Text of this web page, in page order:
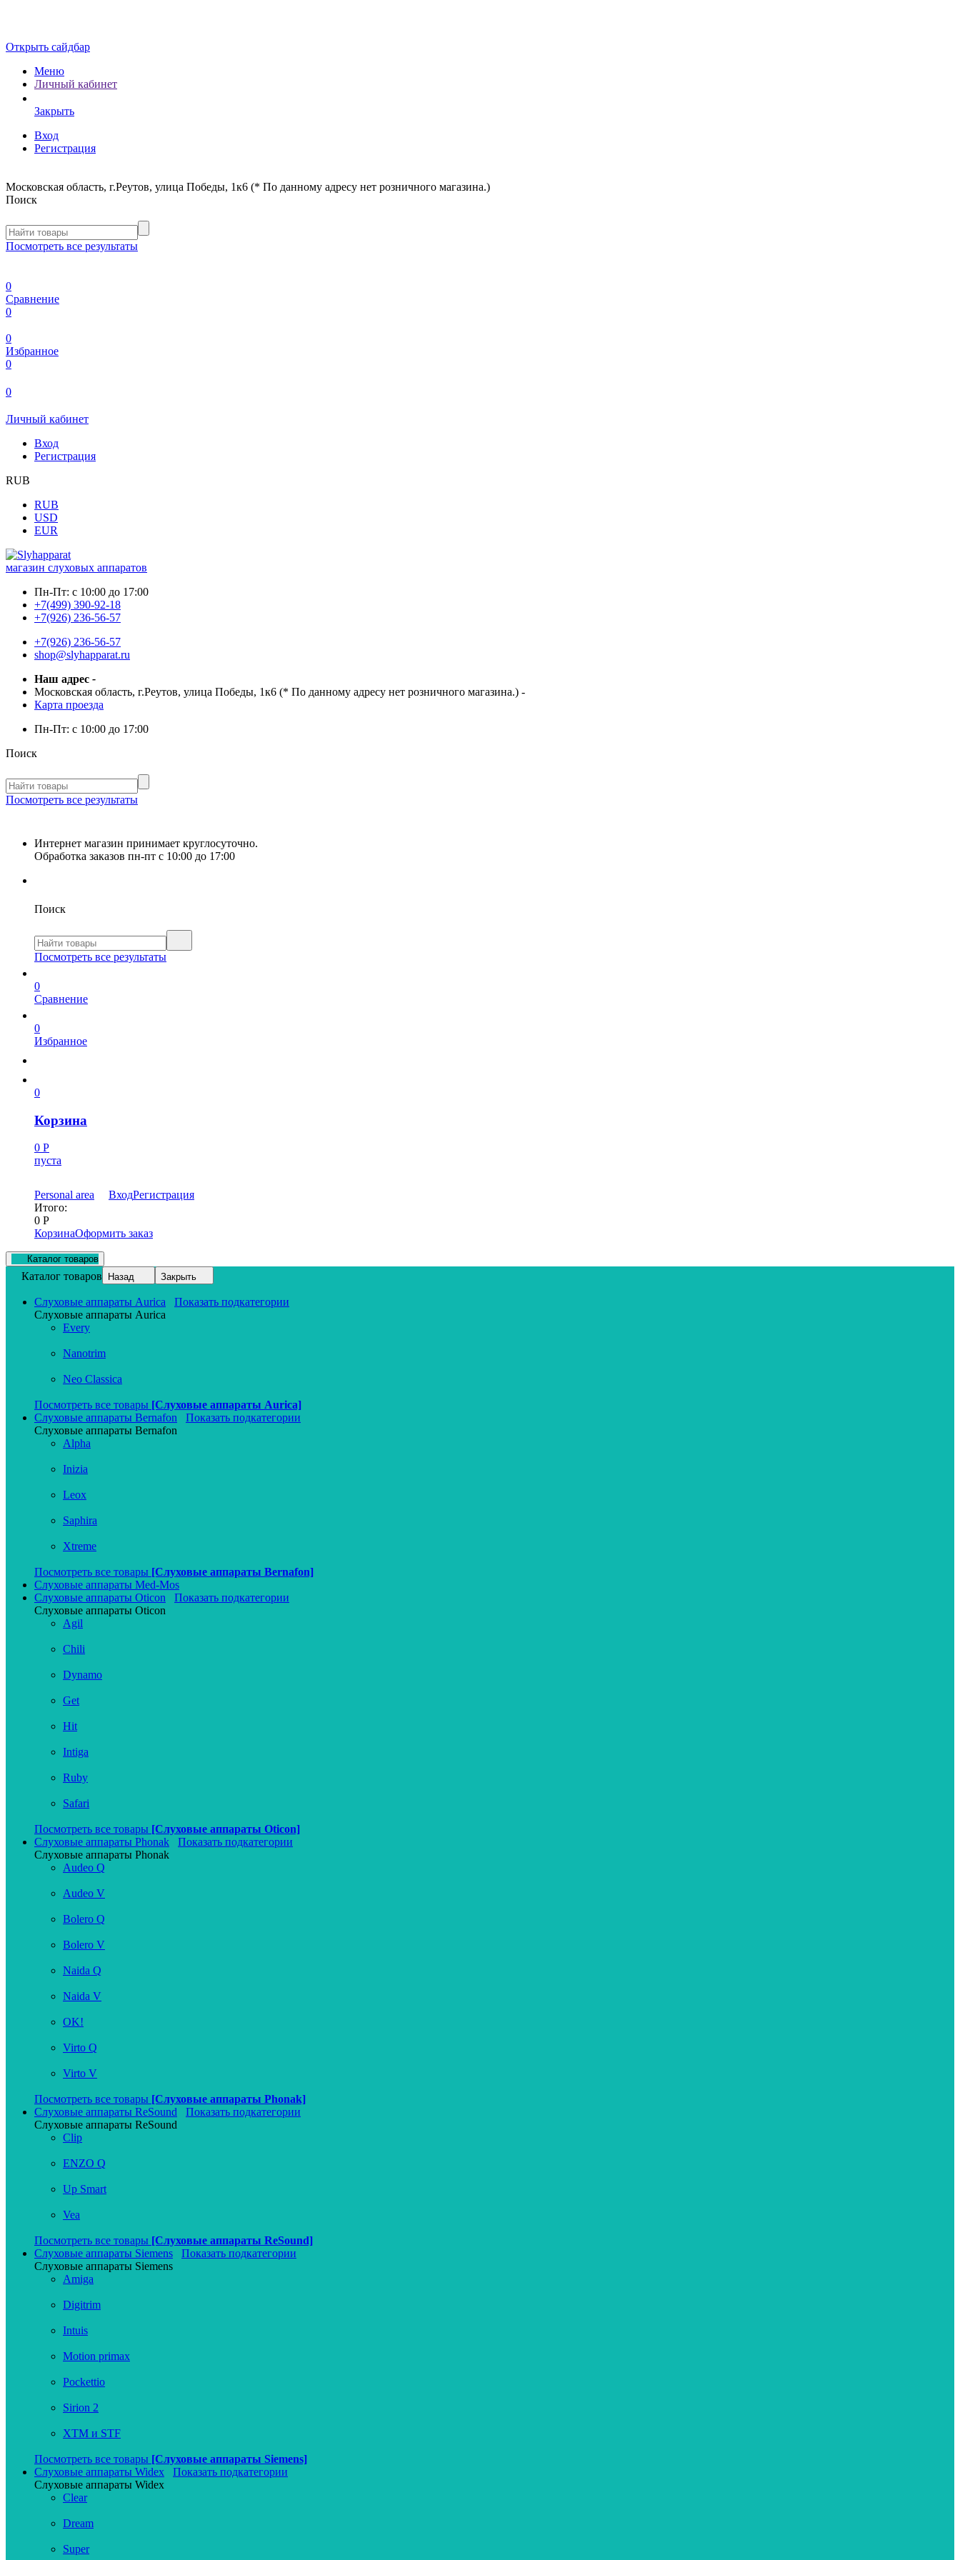
Открыть сайдбар
Меню
Личный кабинет
Закрыть
Вход
Регистрация
Московская область, г.Реутов, улица Победы, 1к6 (* По данному адресу нет розничного магазина.)
Поиск
Посмотреть все результаты
0
Сравнение
0
0
Избранное
0
0
Личный кабинет
Вход
Регистрация
RUB
RUB
USD
EUR
магазин слуховых аппаратов
Пн-Пт: с 10:00 до 17:00
+7(499) 390-92-18
+7(926) 236-56-57
+7(926) 236-56-57
shop@slyhapparat.ru
Наш адрес -
Московская область, г.Реутов, улица Победы, 1к6 (* По данному адресу нет розничного магазина.) -
Карта проезда
Пн-Пт: с 10:00 до 17:00
Поиск
Посмотреть все результаты
Интернет магазин принимает круглосуточно.
Обработка заказов пн-пт с 10:00 до 17:00
Поиск
Посмотреть все результаты
0
Сравнение
0
Избранное
0
Корзина
0 Р
пуста
Personal area ВходРегистрация
Итого:
0 Р
КорзинаОформить заказ
Каталог товаров
Каталог товаров Назад Закрыть
Слуховые аппараты Aurica
Показать подкатегории
Слуховые аппараты Aurica
Every
Nanotrim
Neo Classica
Посмотреть все товары [Слуховые аппараты Aurica]
Слуховые аппараты Bernafon
Показать подкатегории
Слуховые аппараты Bernafon
Alpha
Inizia
Leox
Saphira
Xtreme
Посмотреть все товары [Слуховые аппараты Bernafon]
Слуховые аппараты Med-Mos
Слуховые аппараты Oticon
Показать подкатегории
Слуховые аппараты Oticon
Agil
Chili
Dynamo
Get
Hit
Intiga
Ruby
Safari
Посмотреть все товары [Слуховые аппараты Oticon]
Слуховые аппараты Phonak
Показать подкатегории
Слуховые аппараты Phonak
Audeo Q
Audeo V
Bolero Q
Bolero V
Naida Q
Naida V
OK!
Virto Q
Virto V
Посмотреть все товары [Слуховые аппараты Phonak]
Слуховые аппараты ReSound
Показать подкатегории
Слуховые аппараты ReSound
Clip
ENZO Q
Up Smart
Vea
Посмотреть все товары [Слуховые аппараты ReSound]
Слуховые аппараты Siemens
Показать подкатегории
Слуховые аппараты Siemens
Amiga
Digitrim
Intuis
Motion primax
Pockettio
Sirion 2
XTM и STF
Посмотреть все товары [Слуховые аппараты Siemens]
Слуховые аппараты Widex
Показать подкатегории
Слуховые аппараты Widex
Clear
Dream
Super